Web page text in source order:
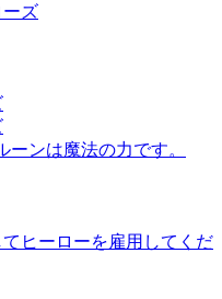
ズ
ンは魔法の力です。
ヒーローを雇用してくだ